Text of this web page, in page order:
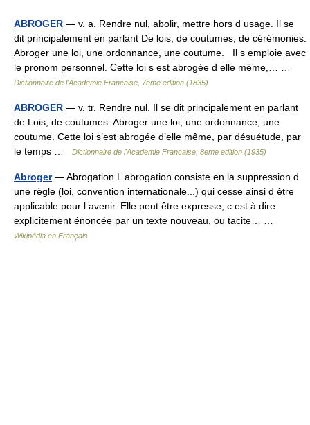
ABROGER — v. a. Rendre nul, abolir, mettre hors d usage. Il se
dit principalement en parlant De lois, de coutumes, de cérémonies.
Abroger une loi, une ordonnance, une coutume. Il s emploie avec
le pronom personnel. Cette loi s est abrogée d elle même,… …
Dictionnaire de l'Academie Francaise, 7eme edition (1835)
ABROGER — v. tr. Rendre nul. Il se dit principalement en parlant
de Lois, de coutumes. Abroger une loi, une ordonnance, une
coutume. Cette loi s’est abrogée d’elle même, par désuétude, par
le temps …
Dictionnaire de l'Academie Francaise, 8eme edition (1935)
Abroger— Abrogation L abrogation consiste en la suppression d
une règle (loi, convention internationale...) qui cesse ainsi d être
applicable pour l avenir. Elle peut être expresse, c est à dire
explicitement énoncée par un texte nouveau, ou tacite… …
Wikipédia en Français